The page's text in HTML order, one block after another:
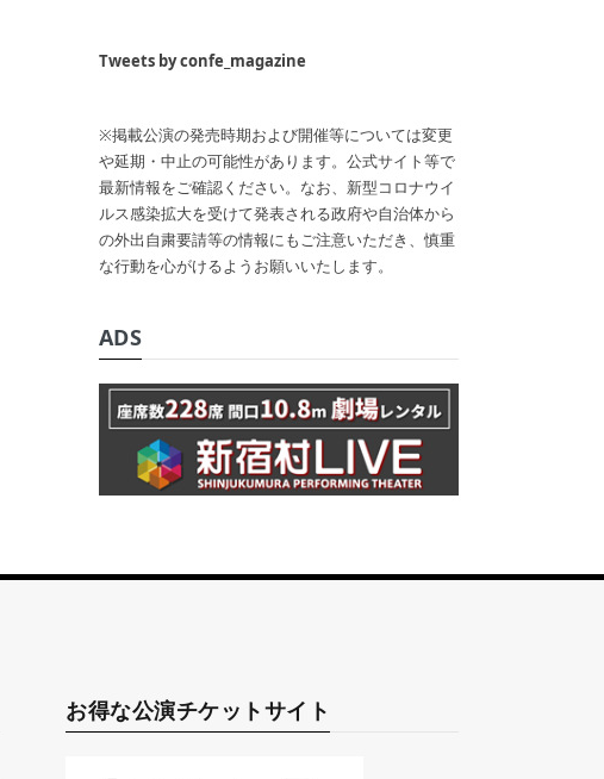
Tweets by confe_magazine
※掲載公演の発売時期および開催等については変更
や延期・中止の可能性があります。公式サイト等で
最新情報をご確認ください。なお、新型コロナウイ
ルス感染拡大を受けて発表される政府や自治体から
の外出自粛要請等の情報にもご注意いただき、慎重
な行動を心がけるようお願いいたします。
ADS
お得な公演チケットサイト